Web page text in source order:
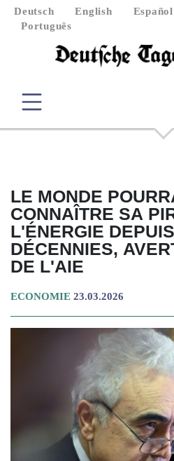
Deutsch English Español
Português
LE MONDE
CONNAÎTRE SA
L'ÉNERGIE
DÉCENNIES,
DE L'AIE
ECONOMIE 23.03.2026